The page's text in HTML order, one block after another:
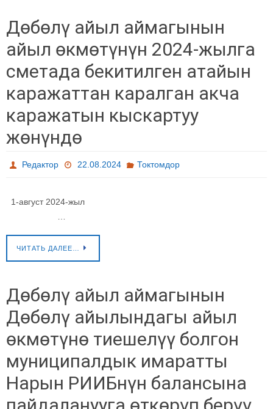
Дөбөлү айыл аймагынын
айыл өкмөтүнүн 2024-жылга
сметада бекитилген атайын
каражаттан каралган акча
каражатын кыскартуу
жөнүндө
Редактор 22.08.2024 Токтомдор
1-август 2024-жыл
…
ЧИТАТЬ ДАЛЕЕ…
Дөбөлү айыл аймагынын
Дөбөлү айылындагы айыл
өкмөтүнө тиешелүү болгон
муниципалдык имаратты
Нарын РИИБнүн балансына